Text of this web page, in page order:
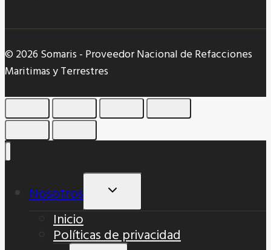
© 2026 Somaris - Proveedor Nacional de Refacciones
Maritimas y Terrestres
Nosotros
Alternar
Inicio
Políticas de privacidad